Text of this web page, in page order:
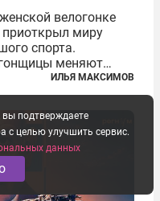
велогонке
миру
спорта.
меняют
аэродинамики. За
и
ИЛЬЯ МАКСИМОВ
подтверждаете
с целью улучшить сервис.
данных